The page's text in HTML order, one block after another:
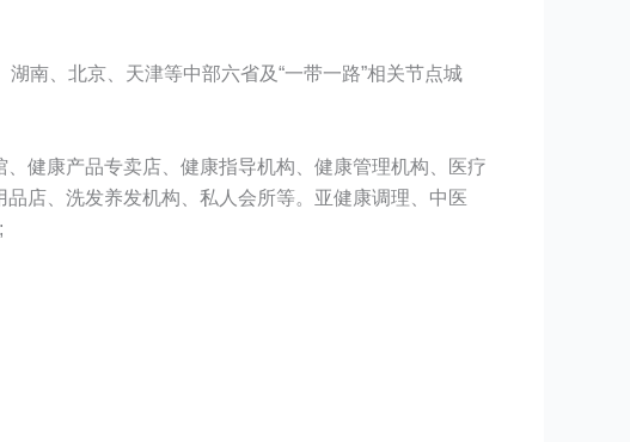
南、北京、天津等中部六省及“一带一路”相关节点城
健康产品专卖店、健康指导机构、健康管理机构、医疗
店、洗发养发机构、私人会所等。亚健康调理、中医